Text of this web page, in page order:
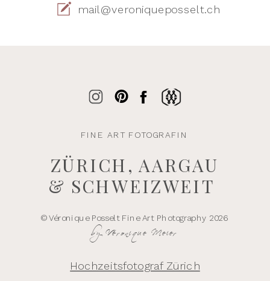
mail@veroniqueposselt.ch
by Véronique Meier
© Véronique Posselt Fine Art Photography 2026
ZÜRICH, AARGAU
& SCHWEIZWEIT
FINE ART FOTOGRAFIN
Hochzeitsfotograf Zürich